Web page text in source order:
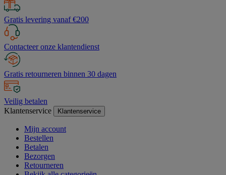
Gratis levering vanaf €200
Contacteer onze klantendienst
Gratis retourneren binnen 30 dagen
Veilig betalen
Klantenservice
Klantenservice
Mijn account
Bestellen
Betalen
Bezorgen
Retourneren